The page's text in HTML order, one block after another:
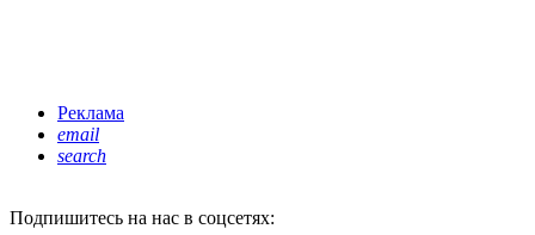
Реклама
email
search
Подпишитесь на нас в соцсетях: